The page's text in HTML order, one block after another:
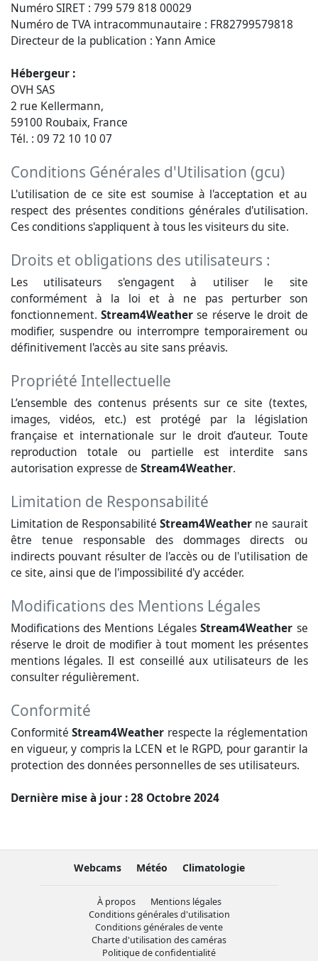
Numéro SIRET : 799 579 818 00029
Numéro de TVA intracommunautaire : FR82799579818
Directeur de la publication : Yann Amice
Hébergeur :
OVH SAS
2 rue Kellermann,
59100 Roubaix, France
Tél. : 09 72 10 10 07
Conditions Générales d'Utilisation (gcu)
L'utilisation de ce site est soumise à l'acceptation et au
respect des présentes conditions générales d'utilisation.
Ces conditions s'appliquent à tous les visiteurs du site.
Droits et obligations des utilisateurs :
Les utilisateurs s'engagent à utiliser le site
conformément à la loi et à ne pas perturber son
fonctionnement. Stream4Weatherse réserve le droit de
modifier, suspendre ou interrompre temporairement ou
définitivement l'accès au site sans préavis.
Propriété Intellectuelle
L’ensemble des contenus présents sur ce site (textes,
images, vidéos, etc.) est protégé par la législation
française et internationale sur le droit d’auteur. Toute
reproduction totale ou partielle est interdite sans
autorisation expresse de Stream4Weather.
Limitation de Responsabilité
Limitation de ResponsabilitéStream4Weather ne saurait
être tenue responsable des dommages directs ou
indirects pouvant résulter de l'accès ou de l'utilisation de
ce site, ainsi que de l'impossibilité d'y accéder.
Modifications des Mentions Légales
Modifications des Mentions LégalesStream4Weather se
réserve le droit de modifier à tout moment les présentes
mentions légales. Il est conseillé aux utilisateurs de les
consulter régulièrement.
Conformité
Conformité Stream4Weather respecte la réglementation
en vigueur, y compris la LCEN et le RGPD, pour garantir la
protection des données personnelles de ses utilisateurs.
Dernière mise à jour : 28 Octobre 2024
Webcams Météo Climatologie
À propos
Mentions légales
Conditions générales d'utilisation
Conditions générales de vente
Charte d'utilisation des caméras
Politique de confidentialité